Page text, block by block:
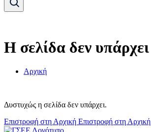
Η σελίδα δεν υπάρχει
Αρχική
Δυστυχώς η σελίδα δεν υπάρχει.
Επιστροφή στη Αρχική Επιστροφή στη Αρχική